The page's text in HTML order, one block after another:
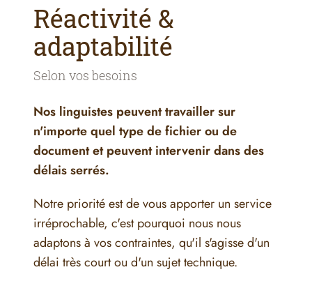
Réactivité &
adaptabilité
Selon vos besoins
Nos linguistes peuvent travailler sur
n'importe quel type de fichier ou de
document et peuvent intervenir dans des
délais serrés.
Notre priorité est de vous apporter un service
irréprochable, c'est pourquoi nous nous
adaptons à vos contraintes, qu'il s'agisse d'un
délai très court ou d'un sujet technique.